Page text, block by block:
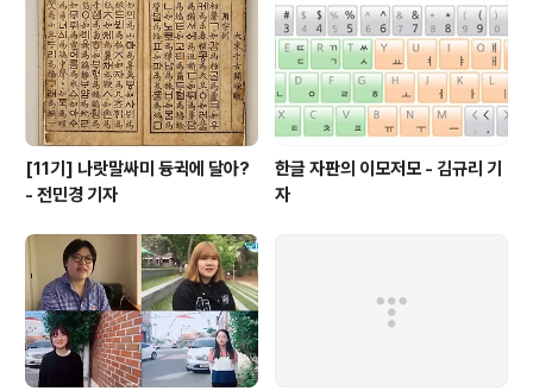
[11기] 나랏말싸미 듕귁에 달아?
- 전민경 기자
한글 자판의 이모저모 - 김규리 기
자